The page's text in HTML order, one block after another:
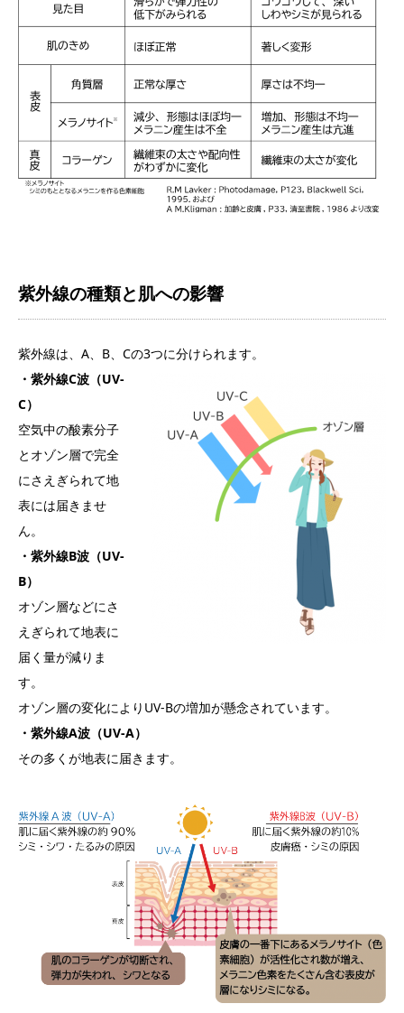
紫外線の種類と肌への影響
紫外線は、A、B、Cの3つに分けられます。
・紫外線C波（UV-
C）
空気中の酸素分子
とオゾン層で完全
にさえぎられて地
表には届きませ
ん。
・紫外線B波（UV-
B）
オゾン層などにさ
えぎられて地表に
届く量が減りま
す。
オゾン層の変化によりUV-Bの増加が懸念されています。
・紫外線A波（UV-A）
その多くが地表に届きます。